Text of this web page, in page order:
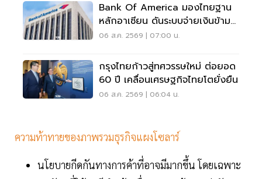
Bank Of America มองไทยฐาน
หลักอาเซียน ดันระบบจ่ายเงินข้าม
พรมแดนเรียลไทม์
06 ส.ค. 2569 | 07:00 น.
กรุงไทยก้าวสู่ทศวรรษใหม่ ต่อยอด
60 ปี เคลื่อนเศรษฐกิจไทยโตยั่งยืน
06 ส.ค. 2569 | 06:04 น.
ความท้าทายของภาพรวมธุรกิจแผงโซลาร์
นโยบายกีดกันทางการค้าที่อาจมีมากขึ้น โดยเฉพาะ